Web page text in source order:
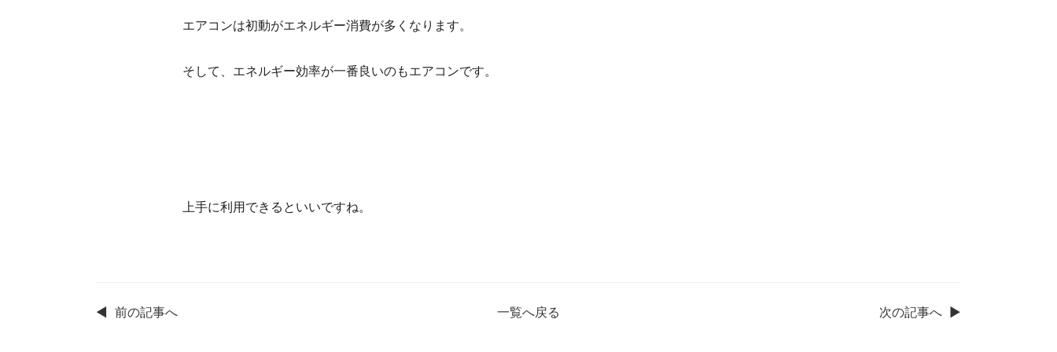
エアコンは初動がエネルギー消費が多くなります。
そして、エネルギー効率が一番良いのもエアコンです。
上手に利用できるといいですね。
◀ 前の記事へ 一覧へ戻る 次の記事へ ▶